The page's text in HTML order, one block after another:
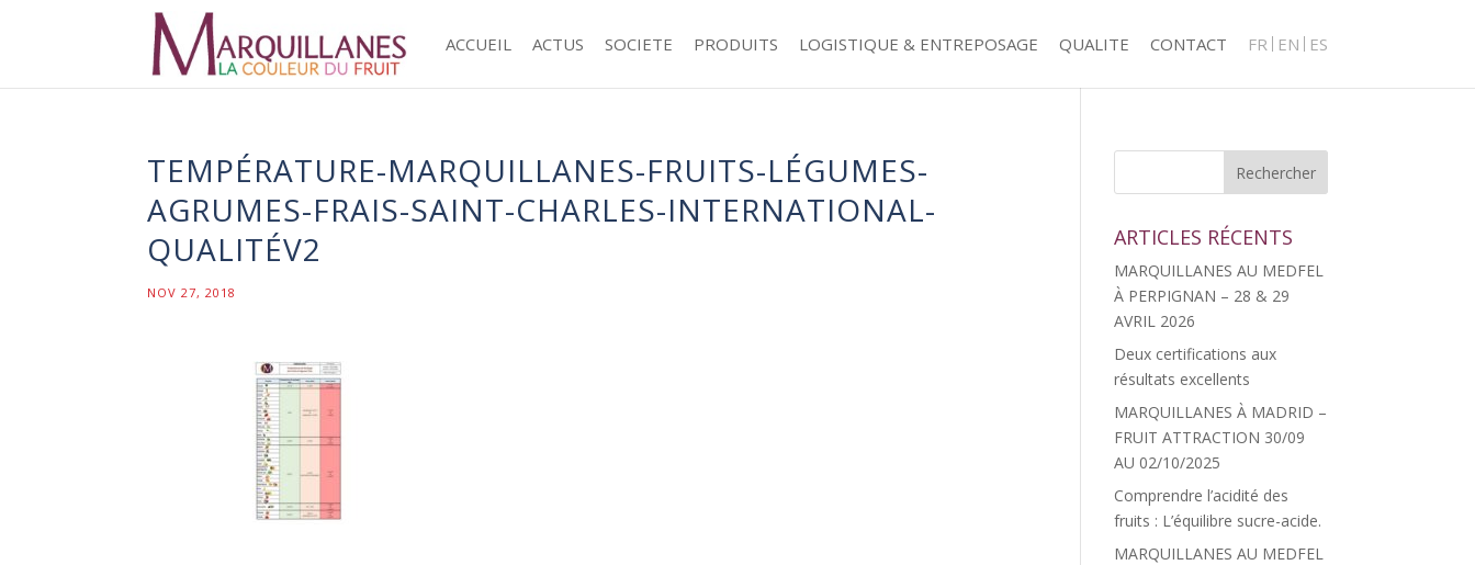
ACCUEIL ACTUS SOCIETE PRODUITS LOGISTIQUE & ENTREPOSAGE QUALITE CONTACT FR EN ES
TEMPÉRATURE-MARQUILLANES-FRUITS-LÉGUMES-
AGRUMES-FRAIS-SAINT-CHARLES-INTERNATIONAL-
QUALITÉV2
NOV 27, 2018
ARTICLES RÉCENTS
MARQUILLANES AU MEDFEL
À PERPIGNAN – 28 & 29
AVRIL 2026
Deux certifications aux
résultats excellents
MARQUILLANES À MADRID –
FRUIT ATTRACTION 30/09
AU 02/10/2025
Comprendre l’acidité des
fruits : L’équilibre sucre-acide.
MARQUILLANES AU MEDFEL